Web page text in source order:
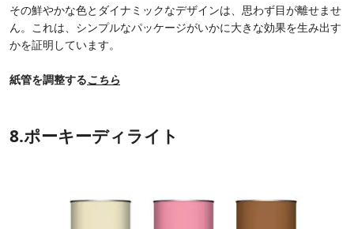
その鮮やかな色とダイナミックなデザインは、思わず目が離せませ
ん。これは、シンプルなパッケージがいかに大きな効果を生み出す
かを証明しています。
紙管を調整するこちら
8.ポーキーディライト